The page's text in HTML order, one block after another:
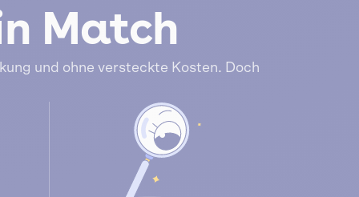
Match
und ohne versteckte Kosten. Doch